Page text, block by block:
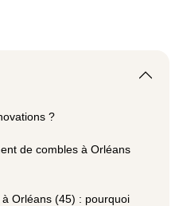
?
de combles à Orléans
Orléans (45) : pourquoi